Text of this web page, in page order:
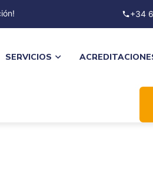
+34
SERVICIOS